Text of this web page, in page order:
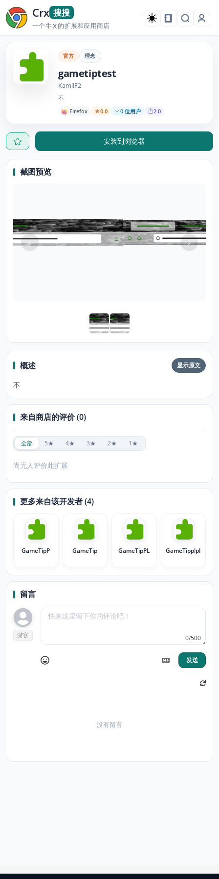
Crx 搜搜
一个牛X的扩展和应用商店
官方 理念
gametiptest
KamilF2
不
Firefox 0.0 0 位用户 2.0
安装到浏览器
截图预览
概述 显示原文
不
来自商店的评价 (0)
全部 5★ 4★ 3★ 2★ 1★
尚无人评价此扩展
更多来自该开发者 (4)
GameTipP GameTip GameTipPL GameTipplpl
留言
游客 0/500
发送
没有留言